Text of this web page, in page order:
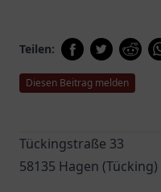
Teilen:
Diesen Beitrag melden
Tückingstraße 33
58135 Hagen (Tücking)